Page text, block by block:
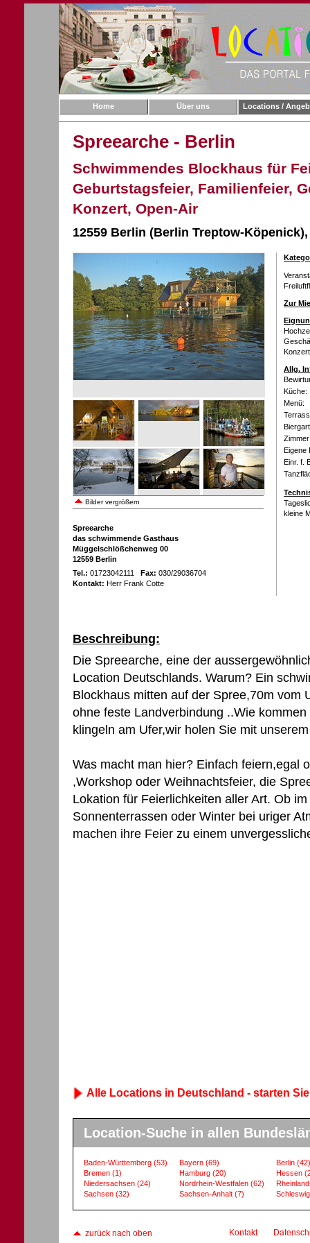
Home Über uns Locations /
Spreearche - Berlin
Schwimmendes Blockhaus für
Geburtstagsfeier, Familienfeier,
Konzert, Open-Air
12559 Berlin (Berlin Treptow-
Bilder vergrößern
Spreearche
das schwimmende Gasthaus
Müggelschlößchenweg 00
12559 Berlin
Tel.: 01723042111 Fax: 030/29036704
Kontakt: Herr Frank Cotte
Zur
Allg.
Küche:
Menü:
Eigene
Einr. f.
kleine
Beschreibung:
Die Spreearche, eine der
Location Deutschlands. Warum? Ein
Blockhaus mitten auf der Spree,70m vom
ohne feste Landverbindung ..Wie
klingeln am Ufer,wir holen Sie mit
Was macht man hier? Einfach feiern,egal
,Workshop oder Weihnachtsfeier, die
Lokation für Feierlichkeiten aller Art. Ob
Sonnenterrassen oder Winter bei uriger
machen ihre Feier zu einem
Alle Locations in Deutschland - starten
Location-Suche in allen
Baden-Württemberg (53) Bayern (69) Berlin (42)
Bremen (1) Hamburg (20) Hessen
Niedersachsen (24) Nordrhein-Westfalen (62)
Sachsen (32) Sachsen-Anhalt (7)
zurück nach oben Kontakt